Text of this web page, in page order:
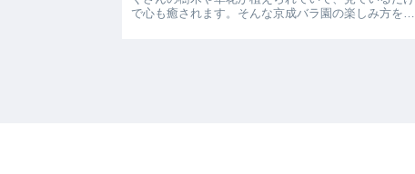
で心も癒されます。そんな京成バラ園の楽しみ方を地